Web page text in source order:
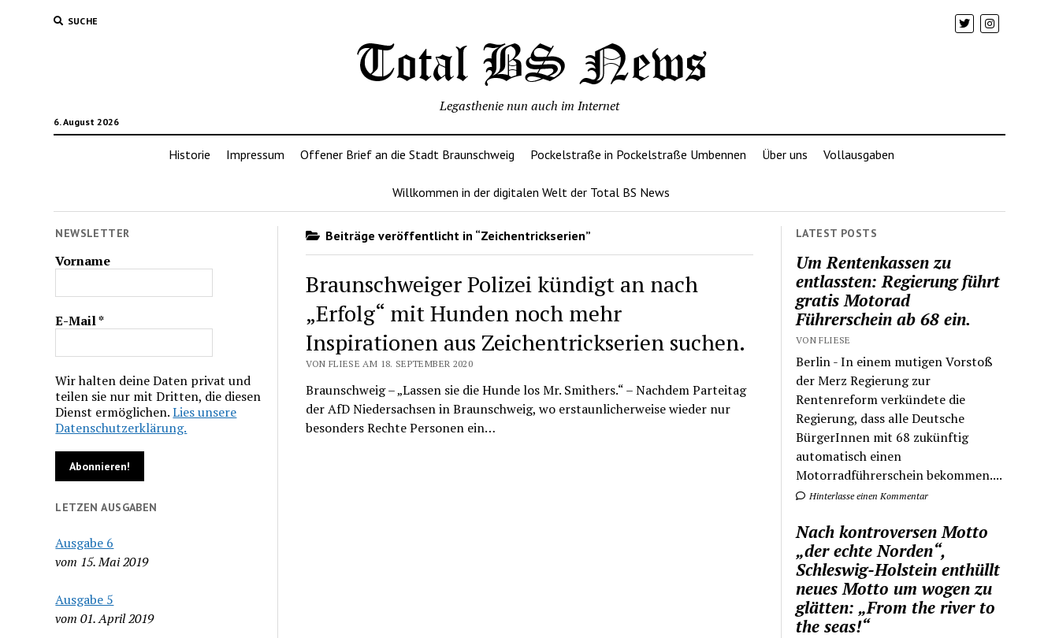
SUCHE
6. August 2026
Legasthenie nun auch im Internet
Historie Impressum Offener Brief an die Stadt Braunschweig Pockelstraße in Pockelstraße Umbennen Über uns Vollausgaben
Willkommen in der digitalen Welt der Total BS News
NEWSLETTER
Vorname
E-Mail*
Wir halten deine Daten privat und
teilen sie nur mit Dritten, die diesen
Dienst ermöglichen.Lies unsere
Datenschutzerklärung.
LETZEN AUSGABEN
Ausgabe 6
vom 15. Mai 2019
Ausgabe 5
vom 01. April 2019
Beiträge veröffentlicht in “Zeichentrickserien”
Braunschweiger Polizei kündigt an nach
„Erfolg“ mit Hunden noch mehr
Inspirationen aus Zeichentrickserien suchen.
VON FLIESE AM 18. SEPTEMBER 2020
Braunschweig – „Lassen sie die Hunde los Mr. Smithers.“ – Nachdem Parteitag
der AfD Niedersachsen in Braunschweig, wo erstaunlicherweise wieder nur
besonders Rechte Personen ein…
LATEST POSTS
Um Rentenkassen zu
entlassten: Regierung führt
gratis Motorad
Führerschein ab 68 ein.
VON FLIESE
Berlin - In einem mutigen Vorstoß
der Merz Regierung zur
Rentenreform verkündete die
Regierung, dass alle Deutsche
BürgerInnen mit 68 zukünftig
automatisch einen
Motorradführerschein bekommen....
Hinterlasse einen Kommentar
Nach kontroversen Motto
„der echte Norden“,
Schleswig-Holstein enthüllt
neues Motto um wogen zu
glätten: „From the river to
the seas!“